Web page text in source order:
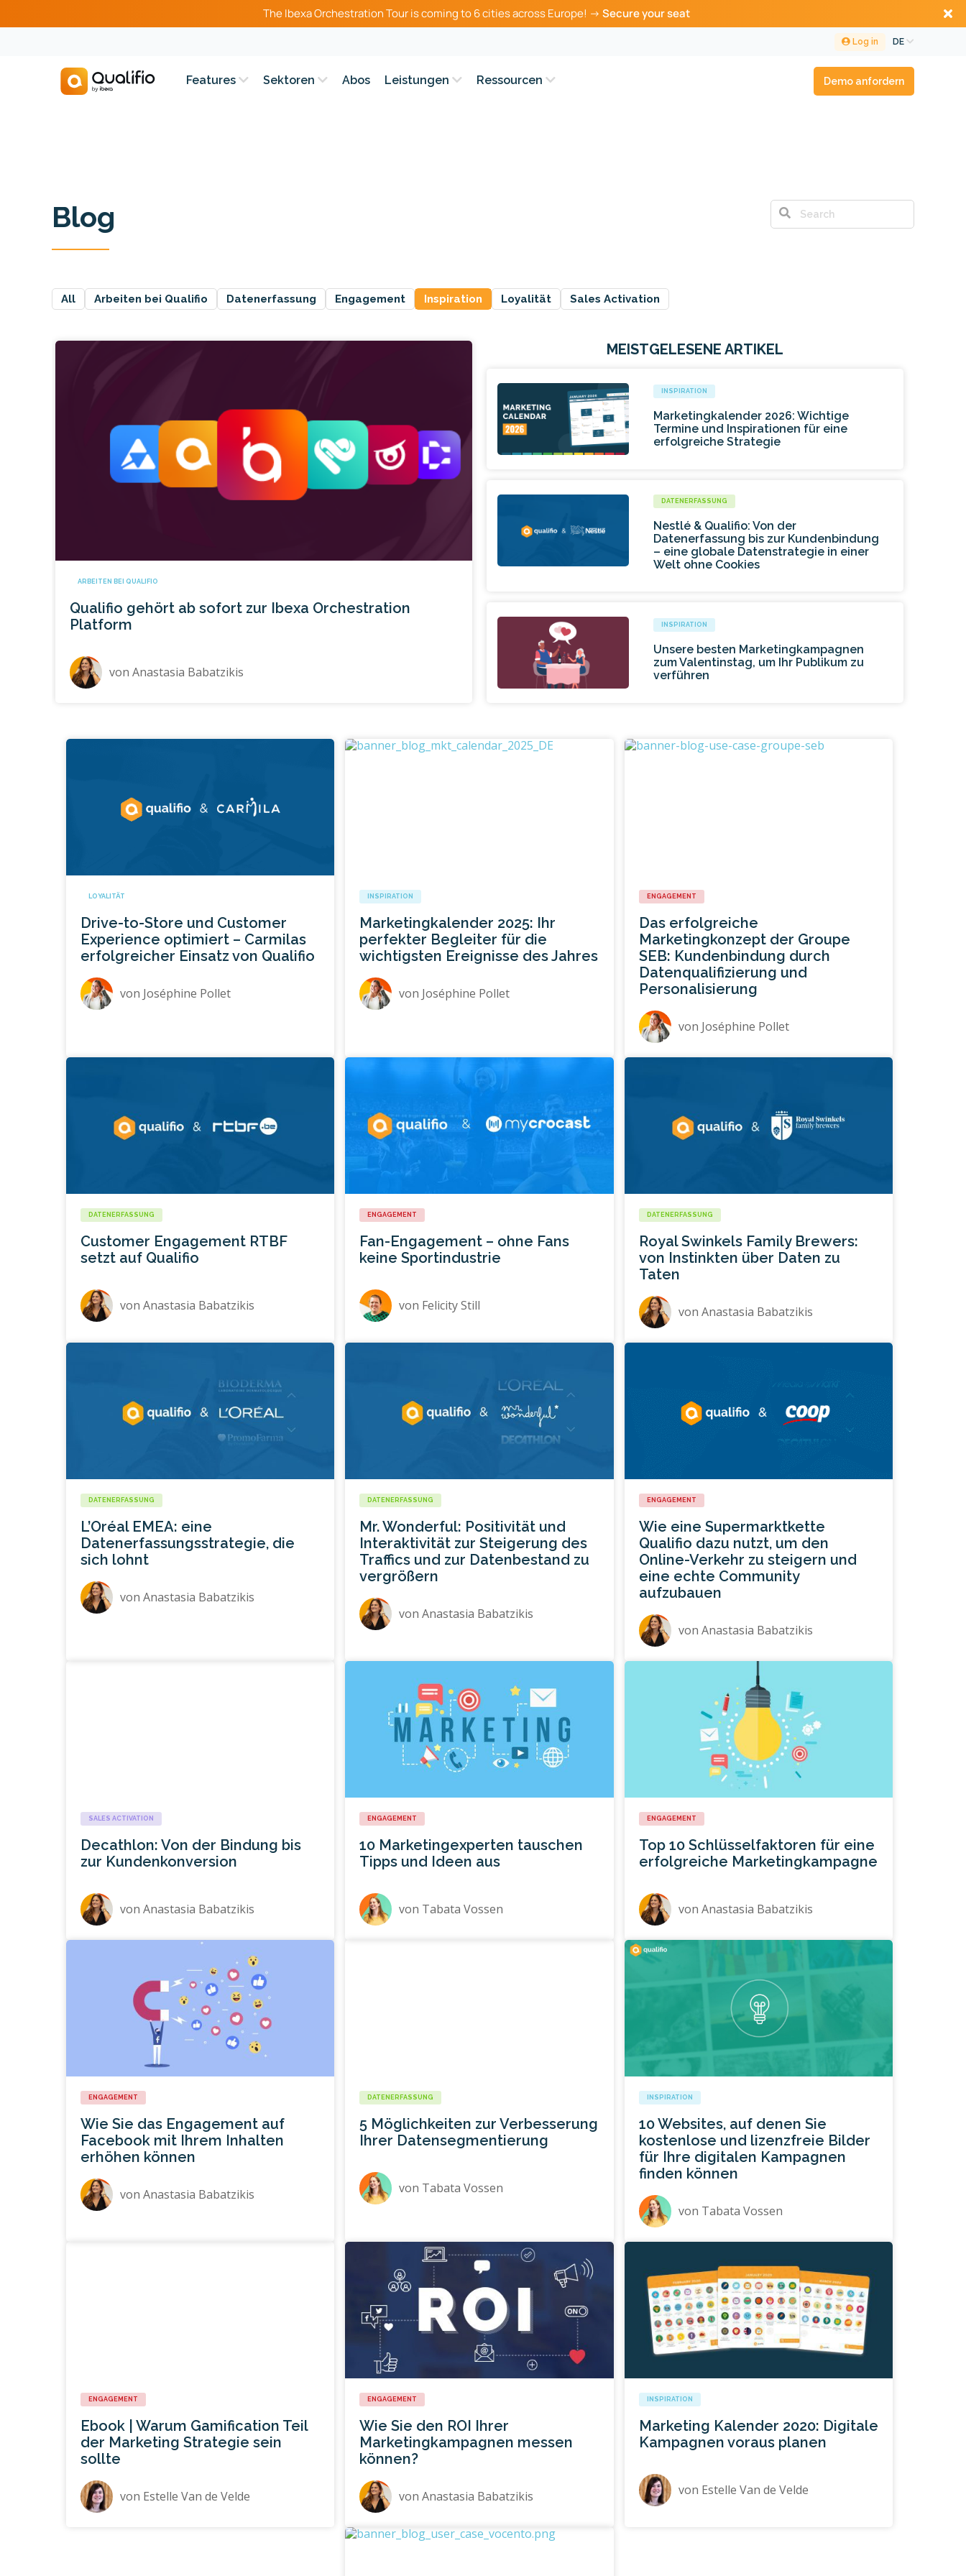
The Ibexa Orchestration Tour is coming to 6 cities across Europe! → Secure your seat
DE
Log in
Features Sektoren Abos Leistungen Ressourcen Demo anfordern
Blog
All Arbeiten bei Qualifio Datenerfassung Engagement Inspiration Loyalität Sales Activation
ARBEITEN BEI QUALIFIO
Qualifio gehört ab sofort zur Ibexa Orchestration
Platform
von Anastasia Babatzikis
MEISTGELESENE ARTIKEL
INSPIRATION
Marketingkalender 2026: Wichtige
Termine und Inspirationen für eine
erfolgreiche Strategie
DATENERFASSUNG
Nestlé & Qualifio: Von der
Datenerfassung bis zur Kundenbindung
– eine globale Datenstrategie in einer
Welt ohne Cookies
INSPIRATION
Unsere besten Marketingkampagnen
zum Valentinstag, um Ihr Publikum zu
verführen
LOYALITÄT
Drive-to-Store und Customer
Experience optimiert – Carmilas
erfolgreicher Einsatz von Qualifio
von Joséphine Pollet
INSPIRATION
Marketingkalender 2025: Ihr
perfekter Begleiter für die
wichtigsten Ereignisse des Jahres
von Joséphine Pollet
ENGAGEMENT
Das erfolgreiche
Marketingkonzept der Groupe
SEB: Kundenbindung durch
Datenqualifizierung und
Personalisierung
von Joséphine Pollet
DATENERFASSUNG
Customer Engagement RTBF
setzt auf Qualifio
von Anastasia Babatzikis
ENGAGEMENT
Fan-Engagement – ohne Fans
keine Sportindustrie
von Felicity Still
DATENERFASSUNG
Royal Swinkels Family Brewers:
von Instinkten über Daten zu
Taten
von Anastasia Babatzikis
DATENERFASSUNG
L’Oréal EMEA: eine
Datenerfassungsstrategie, die
sich lohnt
von Anastasia Babatzikis
DATENERFASSUNG
Mr. Wonderful: Positivität und
Interaktivität zur Steigerung des
Traffics und zur Datenbestand zu
vergrößern
vonAnastasia Babatzikis
ENGAGEMENT
Wie eine Supermarktkette
Qualifio dazu nutzt, um den
Online-Verkehr zu steigern und
eine echte Community
aufzubauen
von Anastasia Babatzikis
SALES ACTIVATION
Decathlon: Von der Bindung bis
zur Kundenkonversion
von Anastasia Babatzikis
ENGAGEMENT
10 Marketingexperten tauschen
Tipps und Ideen aus
von Tabata Vossen
ENGAGEMENT
Top 10 Schlüsselfaktoren für eine
erfolgreiche Marketingkampagne
von Anastasia Babatzikis
ENGAGEMENT
Wie Sie das Engagement auf
Facebook mit Ihrem Inhalten
erhöhen können
von Anastasia Babatzikis
DATENERFASSUNG
5 Möglichkeiten zur Verbesserung
Ihrer Datensegmentierung
von Tabata Vossen
INSPIRATION
10 Websites, auf denen Sie
kostenlose und lizenzfreie Bilder
für Ihre digitalen Kampagnen
finden können
von Tabata Vossen
ENGAGEMENT
Ebook | Warum Gamification Teil
der Marketing Strategie sein
sollte
von Estelle Van de Velde
ENGAGEMENT
Wie Sie den ROI Ihrer
Marketingkampagnen messen
können?
vonAnastasia Babatzikis
INSPIRATION
Marketing Kalender 2020: Digitale
Kampagnen voraus planen
von Estelle Van de Velde